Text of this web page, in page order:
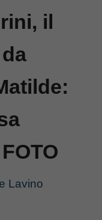
il
Lavino